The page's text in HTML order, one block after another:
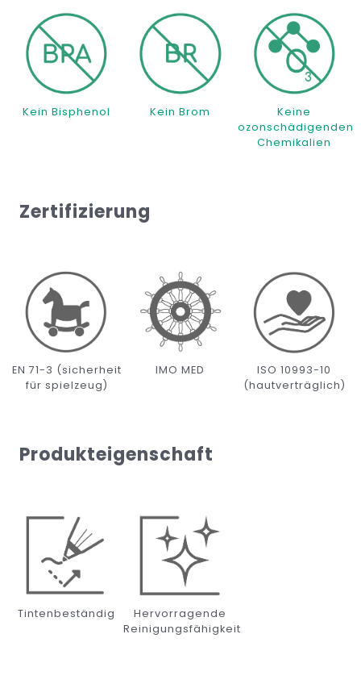
Kein Bisphenol Kein Brom
Keine
ozonschädigenden
Chemikalien
Zertifizierung
EN 71-3 (sicherheit
für spielzeug)
IMO MED
ISO 10993-10
(hautverträglich)
Produkteigenschaft
Tintenbeständig
Hervorragende
Reinigungsfähigkeit